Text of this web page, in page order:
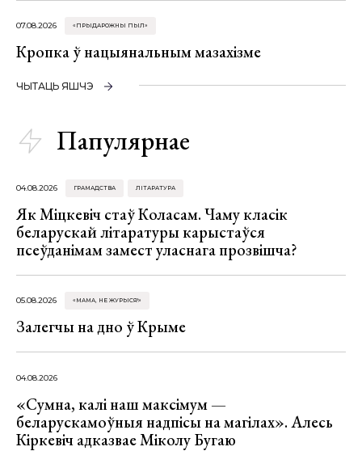
07.08.2026 «ПРЫДАРОЖНЫ ПЫЛ»
Кропка ў нацыянальным мазахізме
ЧЫТАЦЬ ЯШЧЭ
Папулярнае
04.08.2026 ГРАМАДСТВА ЛІТАРАТУРА
Як Міцкевіч стаў Коласам. Чаму класік
беларускай літаратуры карыстаўся
псеўданімам замест уласнага прозвішча?
05.08.2026 «МАМА, НЕ ЖУРЫСЯ!»
Залегчы на дно ў Крыме
04.08.2026
«Сумна, калі наш максімум —
беларускамоўныя надпісы на магілах». Алесь
Кіркевіч адказвае Міколу Бугаю